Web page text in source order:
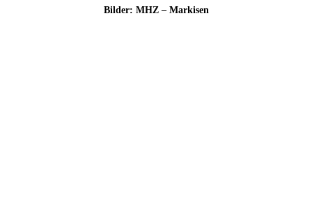
Bil­der: MHZ – Markisen